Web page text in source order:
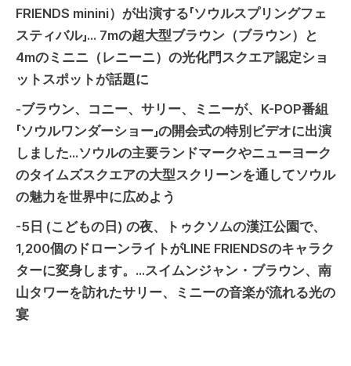
FRIENDS minini）が出演する「ソウルスプリングフェ
スティバル」... 7mの超大型ブラウン（ブラウン）と
4mのミニニ（レニーニ）の光化門スクエア認定ショ
ットスポットが話題に
-ブラウン、コニー、サリー、ミニーが、K-POP番組
「ソウルワンダーショー」の開会式の特別ビデオに出演
しました...ソウルの主要ランドマークやニューヨーク
のタイムズスクエアの大型スクリーンを通してソウル
の魅力を世界中に広めよう
-5日 (こどもの日) の夜、トゥクソムの漢江公園で、
1,200個のドローンライトがLINE FRIENDSのキャラク
ターに変身します。...スイムンジャン・ブラウン、南
山タワーを訪れたサリー、ミニーの音楽が流れる光の
宴